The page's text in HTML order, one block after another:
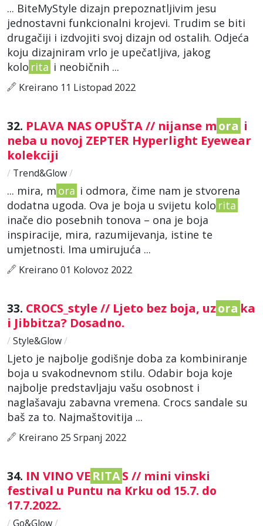
... BiteMyStyle dizajn prepoznatljivim jesu
jednostavni funkcionalni krojevi. Trudim se biti
drugačiji i izdvojiti svoj dizajn od ostalih. Odjeća
koju dizajniram vrlo je upečatljiva, jakog
kolo rita i neobičnih ...
Kreirano 11 Listopad 2022
32. PLAVA NAS OPUŠTA // nijanse mora i
neba u novoj ZEPTER Hyperlight Eyewear
kolekciji
/ Trend&Glow/
... mira, m ora i odmora, čime nam je stvorena
dodatna ugoda. Ova je boja u svijetu kolo rita
inače dio posebnih tonova – ona je boja
inspiracije, mira, razumijevanja, istine te
umjetnosti. Ima umirujuća ...
Kreirano 01 Kolovoz 2022
33. CROCS_style // Ljeto bez boja, uzora ka
i Jibbitza? Dosadno.
/ Style&Glow/
Ljeto je najbolje godišnje doba za kombiniranje
boja u svakodnevnom stilu. Odabir boja koje
najbolje predstavljaju vašu osobnost i
naglašavaju zabavna vremena. Crocs sandale su
baš za to. Najmaštovitija ...
Kreirano 25 Srpanj 2022
34. IN VINO VE RITAS // mini vinski
festival u Puntu na Krku od 15.7. do
17.7.2022.
/ Go&Glow /